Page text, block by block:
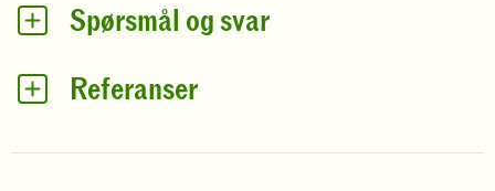
Spørsmål og svar
Referanser